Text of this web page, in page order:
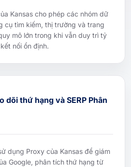
Kansas cho phép các nhóm dữ
cụ tìm kiếm, thị trường và trang
mô lớn trong khi vẫn duy trì tỷ
nối ổn định.
dõi thứ hạng và SERP Phân
dụng Proxy của Kansas để giám
Google, phân tích thứ hạng từ